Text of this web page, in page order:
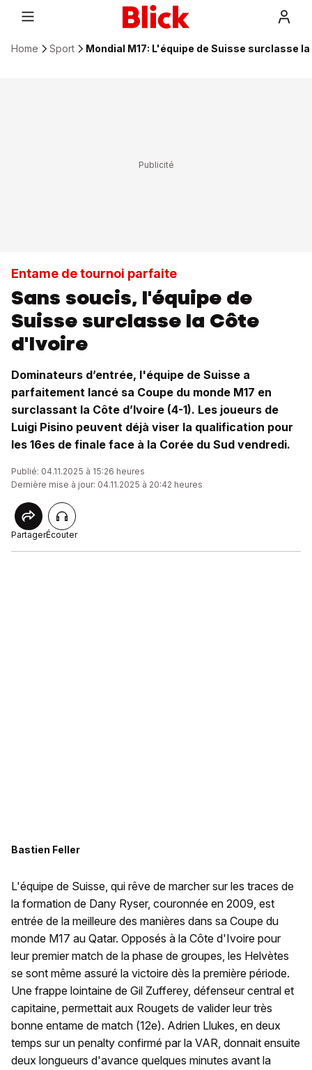
Home Sport Mondial M17: L'équipe de Suisse surclasse
Entame de tournoi parfaite
Sans soucis, l'équipe de
Suisse surclasse la Côte
d'Ivoire
Dominateurs d’entrée, l'équipe de Suisse a
parfaitement lancé sa Coupe du monde M17 en
surclassant la Côte d’Ivoire (4-1). Les joueurs de
Luigi Pisino peuvent déjà viser la qualification pour
les 16es de finale face à la Corée du Sud vendredi.
Publié: 04.11.2025 à 15:26 heures
Dernière mise à jour: 04.11.2025 à 20:42 heures
PartagerÉcouter
Bastien Feller
L'équipe de Suisse, qui rêve de marcher sur les traces de
la formation de Dany Ryser, couronnée en 2009, est
entrée de la meilleure des manières dans sa Coupe du
monde M17 au Qatar. Opposés à la Côte d'Ivoire pour
leur premier match de la phase de groupes, les Helvètes
se sont même assuré la victoire dès la première période.
Une frappe lointaine de Gil Zufferey, défenseur central et
capitaine, permettait aux Rougets de valider leur très
bonne entame de match (12e). Adrien Llukes, en deux
temps sur un penalty confirmé par la VAR, donnait ensuite
deux longueurs d'avance quelques minutes avant la